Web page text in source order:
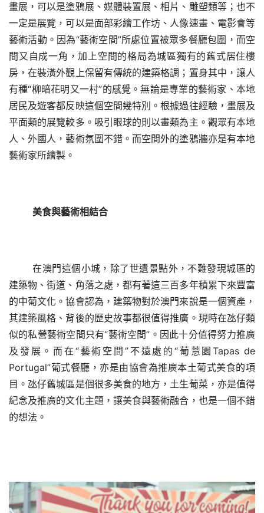
畫展，可以是塗鴉展、媒體裝置展、相片、雕塑類等；也不
一定是展覽，可以是面部彩繪工作坊、人像速畫、電影會等
藝術活動。因為“藝術空間”所處位置被眾多餐廳包圍，而空
間又自成一角，加上空間的格局為城區獨有的舊式居住樓
房，在裝潢外觀上保留有傳統的建築格調；置身其中，讓人
有種“柳暗花明又一村”的感覺。無論是專業的藝術家、本地
居民及遊客都反映這個空間幾特別。根據過往經驗，畫展及
平面類的展覽較多。吸引眼球的則以畫類為主。觀眾有本地
人、外國人，藝術氛圍不錯。而空間外的塗鴉牆亦是有本地
藝術家所繪製。
美食與藝術相結合
在澳門這個小城，除了世遺景點外，不難發現城區的
建築物、街道、角落之處，都有著這三百多年積累下來豐富
的中葡文化。協會認為，建築物對於澳門來說是一個資產，
其建築風格、背後的歷史故事都很值得推廣。現時在氹仔類
似的私營藝術空間只有“藝術空間”。因此十分值得努力推廣
及發展。而在“藝術空間”不遠處的“葡薏園Tapas de
Portugal”葡式餐廳，亦是由協會為推廣本土葡式美食的項
目。氹仔舊城區是個很多美食的地方，土生葡菜，亦是值得
紀念及推廣的文化主題，讓美食與藝術融合，也是一個不錯
的想法。